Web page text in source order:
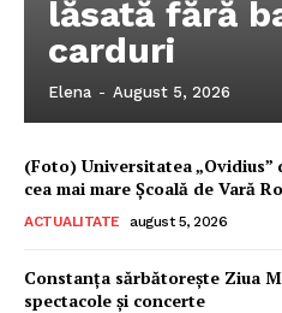
lăsată fără
carduri
Elena - August 5, 2026
(Foto) Universitatea
cea mai mare Școală de Vară
ACTUALITATE august 5, 2026
Constanța sărbătorește Ziua
spectacole și concerte